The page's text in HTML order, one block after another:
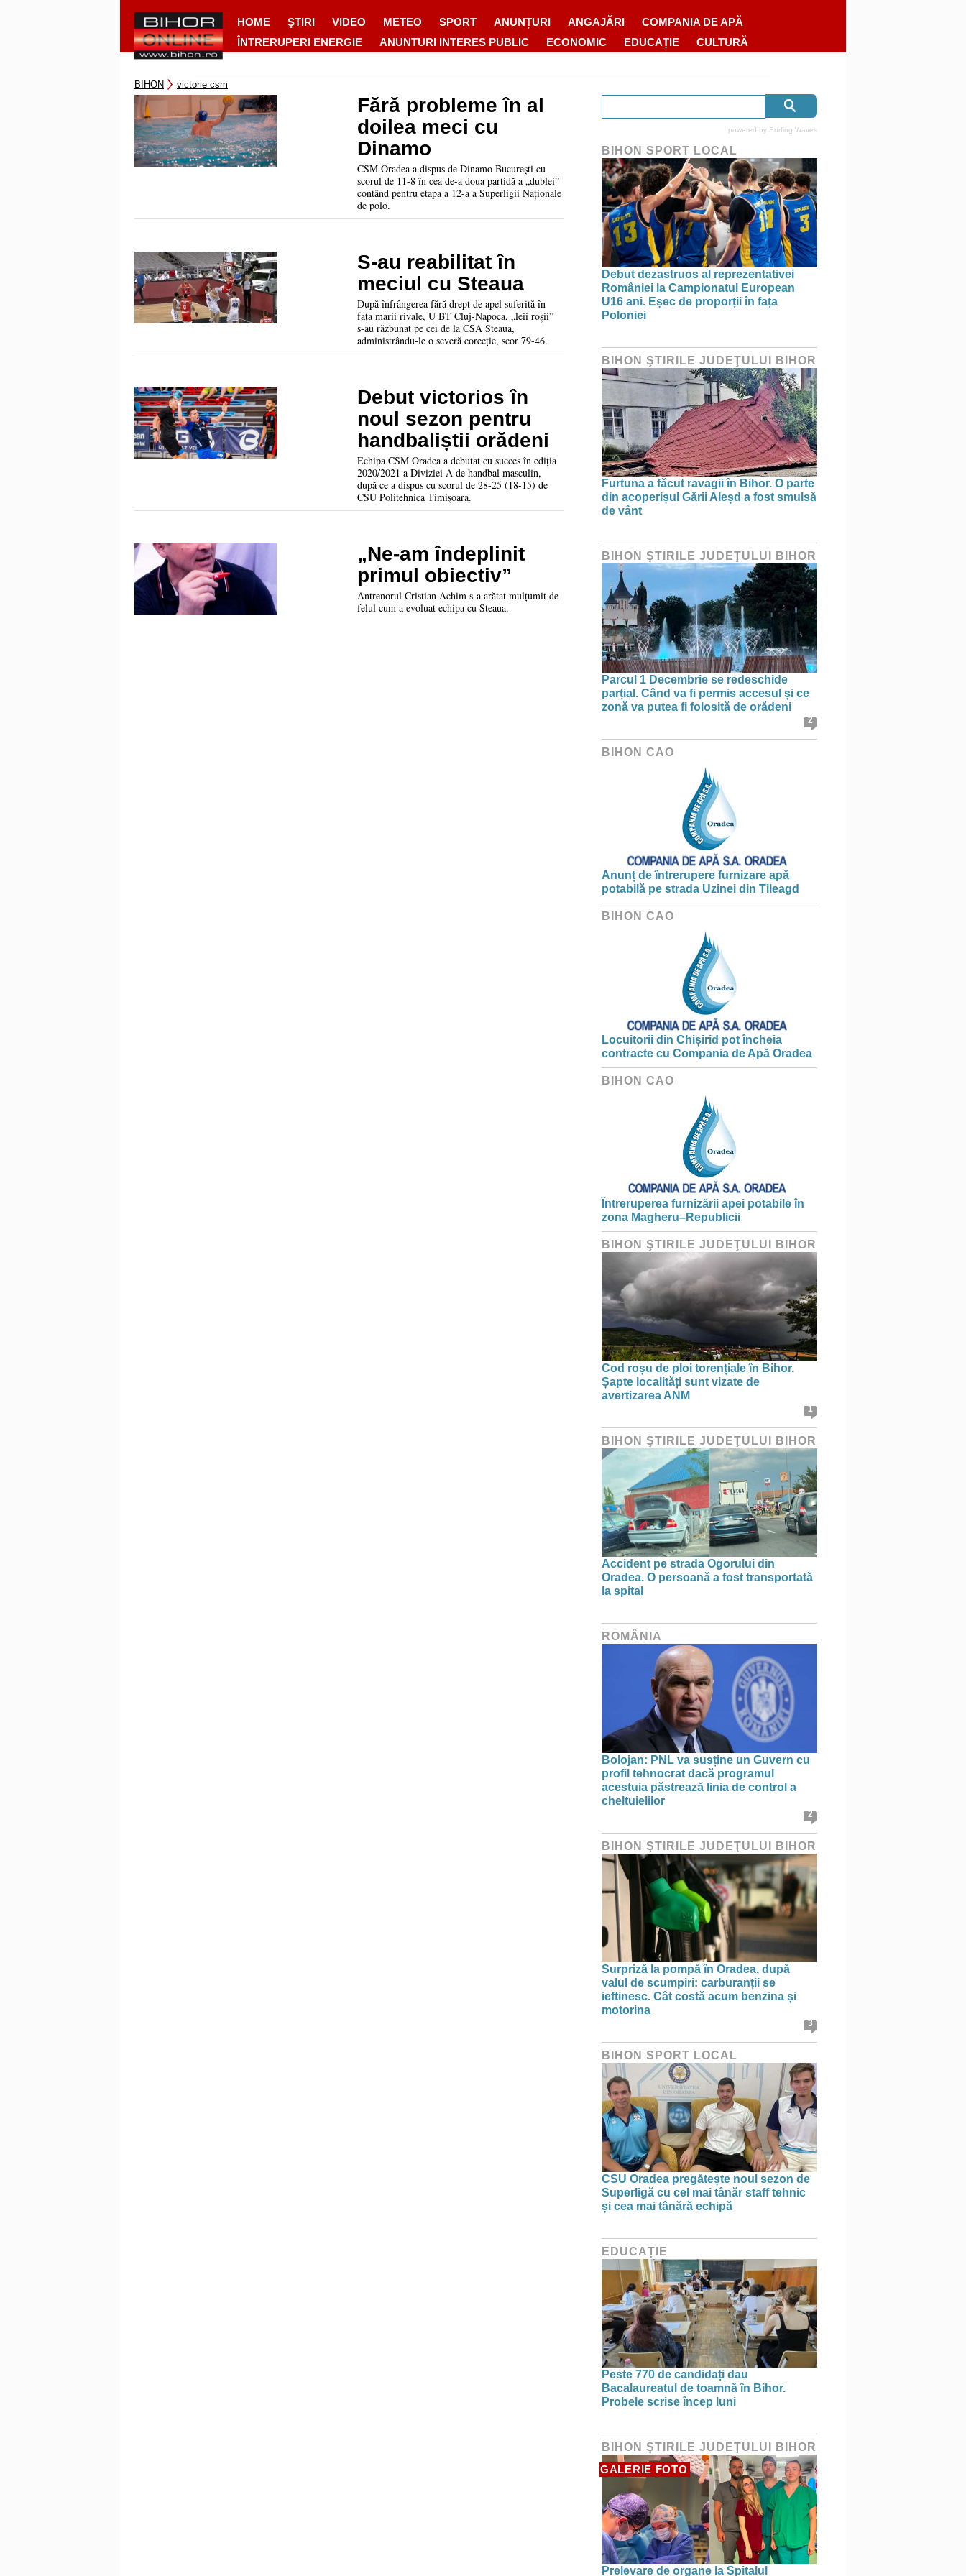
HOME ŞTIRI VIDEO METEO SPORT ANUNȚURI ANGAJĂRI
COMPANIA DE APĂ
ÎNTRERUPERI ENERGIE
ANUNTURI INTERES PUBLIC ECONOMIC EDUCAȚIE CULTURĂ
BIHON victorie csm
Fără probleme în al
doilea meci cu
Dinamo
CSM Oradea a dispus de Dinamo București cu
scorul de 11-8 în cea de-a doua partidă a „dublei”
contând pentru etapa a 12-a a Superligii Naționale
de polo.
S-au reabilitat în
meciul cu Steaua
După înfrângerea fără drept de apel suferită în
fața marii rivale, U BT Cluj-Napoca, „leii roșii”
s-au răzbunat pe cei de la CSA Steaua,
administrându-le o severă corecție, scor 79-46.
Debut victorios în
noul sezon pentru
handbaliștii orădeni
Echipa CSM Oradea a debutat cu succes în ediția
2020/2021 a Diviziei A de handbal masculin,
după ce a dispus cu scorul de 28-25 (18-15) de
CSU Politehnica Timișoara.
„Ne-am îndeplinit
primul obiectiv”
Antrenorul Cristian Achim s-a arătat mulțumit de
felul cum a evoluat echipa cu Steaua.
powered by Surfing Waves
BIHON SPORT LOCAL
Debut dezastruos al reprezentativei
României la Campionatul European
U16 ani. Eșec de proporții în fața
Poloniei
BIHON ŞTIRILE JUDEŢULUI BIHOR
Furtuna a făcut ravagii în Bihor. O parte
din acoperișul Gării Aleșd a fost smulsă
de vânt
BIHON ŞTIRILE JUDEŢULUI BIHOR
Parcul 1 Decembrie se redeschide
parțial. Când va fi permis accesul și ce
zonă va putea fi folosită de orădeni
2
BIHON CAO
Anunț de întrerupere furnizare apă
potabilă pe strada Uzinei din Tileagd
BIHON CAO
Locuitorii din Chișirid pot încheia
contracte cu Compania de Apă Oradea
BIHON CAO
Întreruperea furnizării apei potabile în
zona Magheru–Republicii
BIHON ŞTIRILE JUDEŢULUI BIHOR
Cod roșu de ploi torențiale în Bihor.
Șapte localități sunt vizate de
avertizarea ANM
1
BIHON ŞTIRILE JUDEŢULUI BIHOR
Accident pe strada Ogorului din
Oradea. O persoană a fost transportată
la spital
ROMÂNIA
Bolojan: PNL va susține un Guvern cu
profil tehnocrat dacă programul
acestuia păstrează linia de control a
cheltuielilor
2
BIHON ŞTIRILE JUDEŢULUI BIHOR
Surpriză la pompă în Oradea, după
valul de scumpiri: carburanții se
ieftinesc. Cât costă acum benzina și
motorina
3
BIHON SPORT LOCAL
CSU Oradea pregătește noul sezon de
Superligă cu cel mai tânăr staff tehnic
și cea mai tânără echipă
EDUCAȚIE
Peste 770 de candidați dau
Bacalaureatul de toamnă în Bihor.
Probele scrise încep luni
BIHON ŞTIRILE JUDEŢULUI BIHOR
GALERIE FOTO
Prelevare de organe la Spitalul